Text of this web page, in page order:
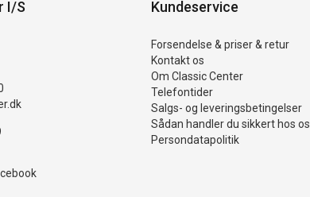
I/S Kundeservice
Forsendelse & priser & retur
Kontakt os
Om Classic Center
Telefontider
Salgs- og leveringsbetingelser
Sådan handler du sikkert hos os
Persondatapolitik